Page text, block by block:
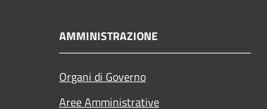
AMMINISTRAZIONE
Organi di Governo
Aree Amministrative